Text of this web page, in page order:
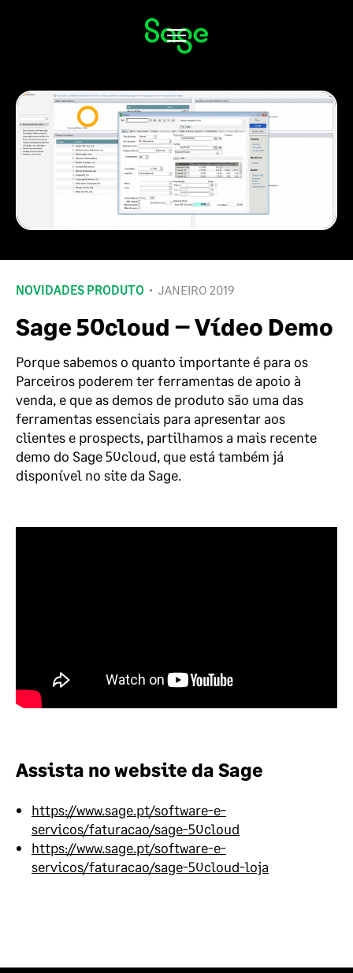
Alternar
navegação
NOVIDADES PRODUTO JANEIRO 2019
Sage 50cloud – Vídeo Demo
Porque sabemos o quanto importante é para os
Parceiros poderem ter ferramentas de apoio à
venda, e que as demos de produto são uma das
ferramentas essenciais para apresentar aos
clientes e prospects, partilhamos a mais recente
demo do Sage 50cloud, que está também já
disponível no site da Sage.
Assista no website da Sage
https://www.sage.pt/software-e-
servicos/faturacao/sage-50cloud
https://www.sage.pt/software-e-
servicos/faturacao/sage-50cloud-loja